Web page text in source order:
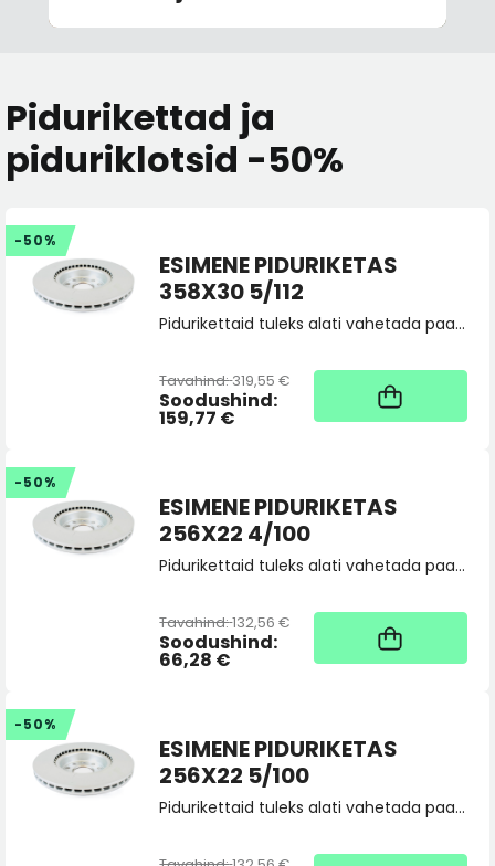
Pidurikettad ja
piduriklotsid -50%
-50%
ESIMENE PIDURIKETAS
358X30 5/112
Pidurikettaid tuleks alati vahetada paarina, tellides 2 tk. Vajadusel saatke toote sobivuspäring pood@skoda.ee
Tavahind:319,55 €
Soodushind:
159,77 €
Kaup tootja laos, tarne
üldjuhul 4 tööpäeva
-50%
ESIMENE PIDURIKETAS
256X22 4/100
Pidurikettaid tuleks alati vahetada paarina, tellides 2 tk. Vajadusel saatke toote sobivuspäring pood@skoda.ee
Tavahind:132,56 €
Soodushind:
66,28 €
Kaup tootja laos, tarne
üldjuhul 4 tööpäeva
-50%
ESIMENE PIDURIKETAS
256X22 5/100
Pidurikettaid tuleks alati vahetada paarina, tellides 2 tk. Vajadusel saatke toote sobivuspäring pood@skoda.ee